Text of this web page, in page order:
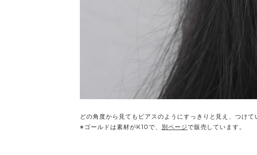
どの角度から見てもピアスのようにすっきりと見え、つけて
※ゴールドは素材がK10で、
別ページで販売しています。